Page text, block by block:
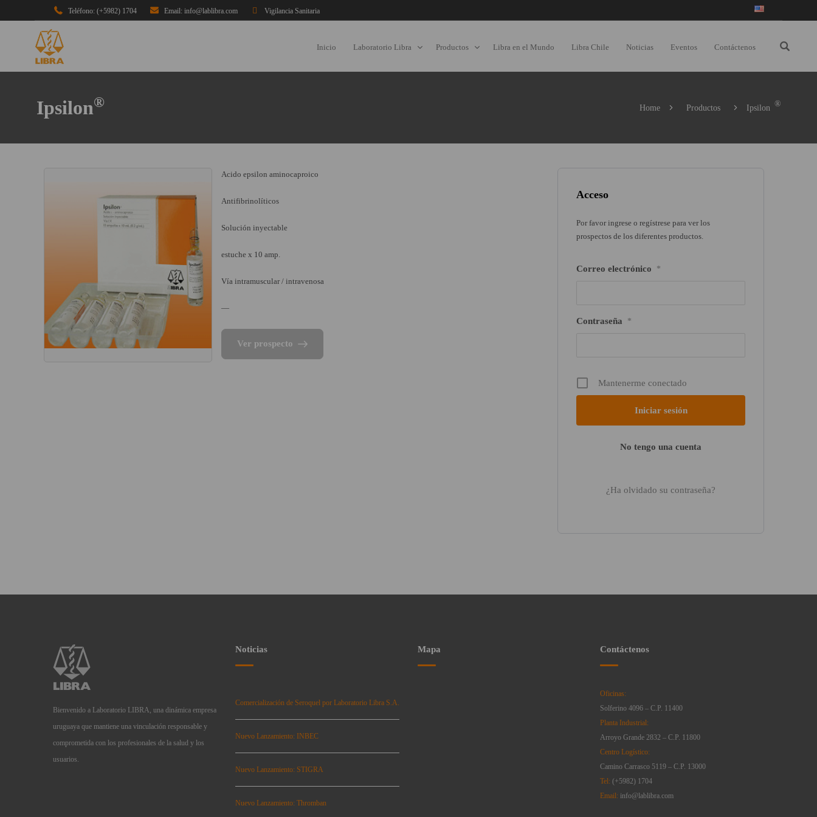
Teléfono: (+5982) 1704 Email: info@lablibra.com Vigilancia Sanitaria
Inicio Laboratorio Libra Productos Libra en el Mundo Libra Chile Noticias Eventos Contáctenos
Ipsilon® Home Productos Ipsilon ®
Acceso
Por favor ingrese o regístrese para ver los
prospectos de los diferentes productos.
Correo electrónico *
Contraseña *
Mantenerme conectado
No tengo una cuenta
¿Ha olvidado su contraseña?
Acido epsilon aminocaproico
Antifibrinolíticos
Solución inyectable
estuche x 10 amp.
Vía intramuscular / intravenosa
—
Ver prospecto
Bienvenido a Laboratorio LIBRA, una dinámica empresa
uruguaya que mantiene una vinculación responsable y
comprometida con los profesionales de la salud y los
usuarios.
Noticias
Comercialización de Seroquel por Laboratorio Libra S.A.
Nuevo Lanzamiento: INBEC
Nuevo Lanzamiento: STIGRA
Nuevo Lanzamiento: Thromban
Mapa Contáctenos
Oficinas:
Solferino 4096 – C.P. 11400
Planta Industrial:
Arroyo Grande 2832 – C.P. 11800
Centro Logístico:
Camino Carrasco 5119 – C.P. 13000
Tel: (+5982) 1704
Email: info@lablibra.com